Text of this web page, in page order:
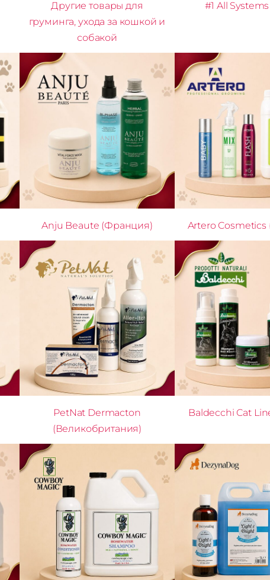
Другие товары для
груминга, ухода за кошкой и
собакой
#1 All
Anju Beaute (Франция) Artero
PetNat Dermacton
(Великобритания)
Baldecchi Cat